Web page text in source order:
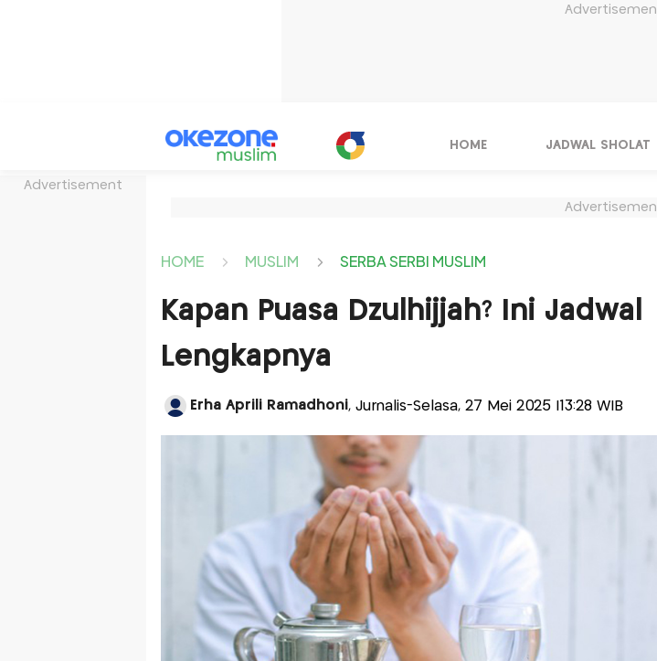
Advertisement
HOME JADWAL SHOLAT
HOME MUSLIM SERBA SERBI MUSLIM
Kapan Puasa Dzulhijjah? Ini Jadwal
Lengkapnya
Erha Aprili Ramadhoni, Jurnalis-Selasa, 27 Mei 2025 |13:28 WIB